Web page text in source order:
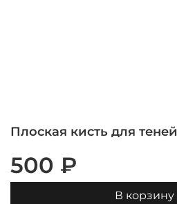
Плоская кисть для теней
500 ₽
В корзину